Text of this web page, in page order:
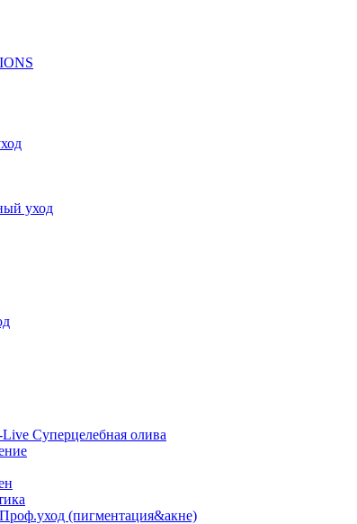
уход
Суперцелебная олива
(пигментация&акне)